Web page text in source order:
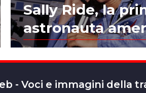
Sally Ride, la
astronauta
- Voci e immagini della